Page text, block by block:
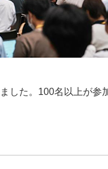
した。100名以上が参